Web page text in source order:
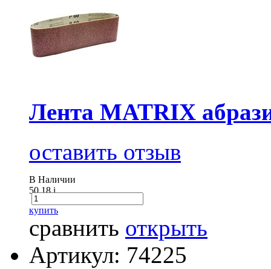
Лента MATRIX
оставить отзыв
В Наличии
50.18i
купить
сравнить открыть
Артикул: 74225